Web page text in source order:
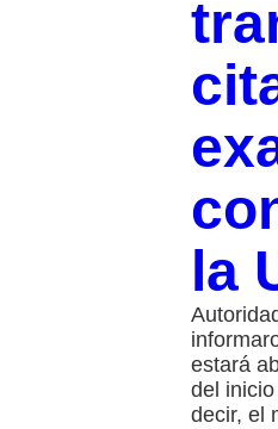
la
estará
del
decir, el